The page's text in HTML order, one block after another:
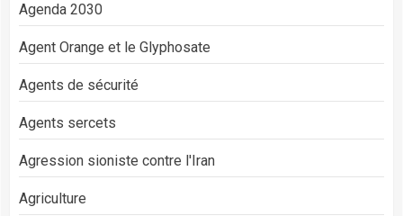
Agenda 2030
Agent Orange et le Glyphosate
Agents de sécurité
Agents sercets
Agression sioniste contre l'Iran
Agriculture